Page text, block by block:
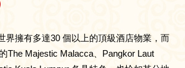
界擁有多達30 個以上的頂級酒店物業，而
The Majestic Malacca、Pangkor Laut